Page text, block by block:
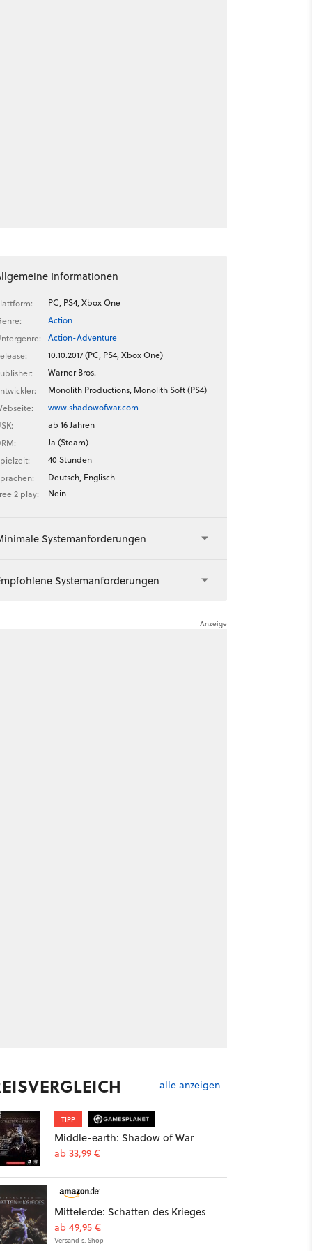
Informationen
PC, PS4, Xbox One
Action
Action-Adventure
10.10.2017 (PC, PS4, Xbox One)
Warner Bros.
Monolith Productions, Monolith Soft (PS4)
www.shadowofwar.com
ab 16 Jahren
Ja (Steam)
40 Stunden
Deutsch, Englisch
2 play:
Nein
Systemanforderungen
Systemanforderungen
alle anzeigen
TIPP
Middle-earth: Shadow of War
ab 33,99 €
Mittelerde: Schatten des Krieges
ab 49,95 €
Versand s. Shop